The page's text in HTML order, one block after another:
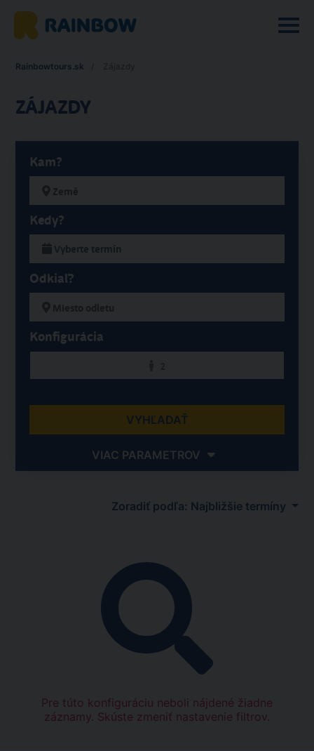
Rainbowtours.sk
ZÁJAZDY
Kam?
Kedy?
Odkiaľ?
Konfigurácia
VYHĽADAŤ
VIAC PARAMETROV
Zoradiť podľa: Najbližšie termíny
Pre túto konfiguráciu neboli nájdené žiadne
záznamy. Skúste zmeniť nastavenie filtrov.